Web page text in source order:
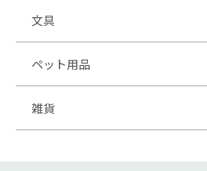
文具
ペット用品
雑貨